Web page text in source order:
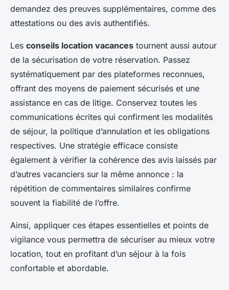
demandez des preuves supplémentaires, comme des
attestations ou des avis authentifiés.
Les conseils location vacances tournent aussi autour
de la sécurisation de votre réservation. Passez
systématiquement par des plateformes reconnues,
offrant des moyens de paiement sécurisés et une
assistance en cas de litige. Conservez toutes les
communications écrites qui confirment les modalités
de séjour, la politique d’annulation et les obligations
respectives. Une stratégie efficace consiste
également à vérifier la cohérence des avis laissés par
d’autres vacanciers sur la même annonce : la
répétition de commentaires similaires confirme
souvent la fiabilité de l’offre.
Ainsi, appliquer ces étapes essentielles et points de
vigilance vous permettra de sécuriser au mieux votre
location, tout en profitant d’un séjour à la fois
confortable et abordable.